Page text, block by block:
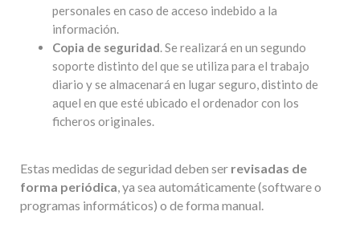
personales en caso de acceso indebido a la
información.
Copia de seguridad . Se realizará en un segundo
soporte distinto del que se utiliza para el trabajo
diario y se almacenará en lugar seguro, distinto de
aquel en que esté ubicado el ordenador con los
ficheros originales.
Estas medidas de seguridad deben ser revisadas de
forma periódica , ya sea automáticamente (software o
programas informáticos) o de forma manual.